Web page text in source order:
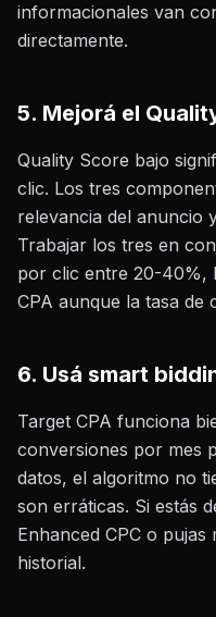
informacionales van
directamente.
5. Mejorá el
Quality Score bajo
clic. Los tres
relevancia del anuncio
Trabajar los tres en
por clic entre 20-40%,
CPA aunque la tasa de
6. Usá smart
Target CPA funciona
conversiones por mes
datos, el algoritmo no
son erráticas. Si estás
Enhanced CPC o
historial.